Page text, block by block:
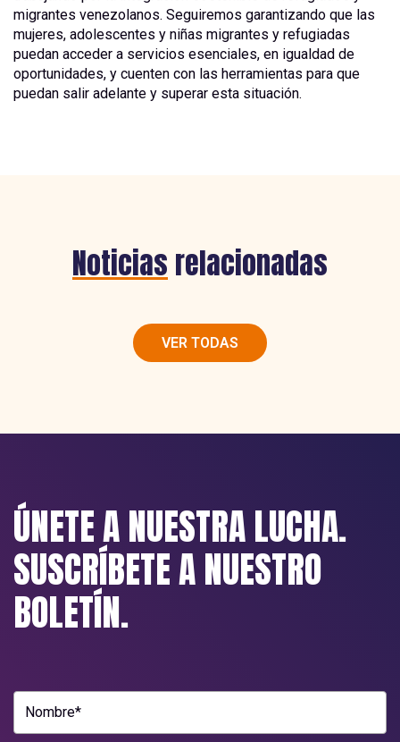
migrantes venezolanos. Seguiremos garantizando que las
mujeres, adolescentes y niñas migrantes y refugiadas
puedan acceder a servicios esenciales, en igualdad de
oportunidades, y cuenten con las herramientas para que
puedan salir adelante y superar esta situación.
Noticias relacionadas
VER TODAS
ÚNETE A NUESTRA LUCHA.
SUSCRÍBETE A NUESTRO
BOLETÍN.
Nombre*